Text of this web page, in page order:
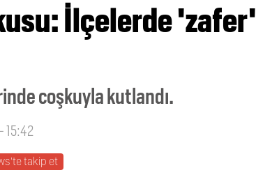
İlçelerde 'zafer'
coşkuyla kutlandı.
15:42
takip et